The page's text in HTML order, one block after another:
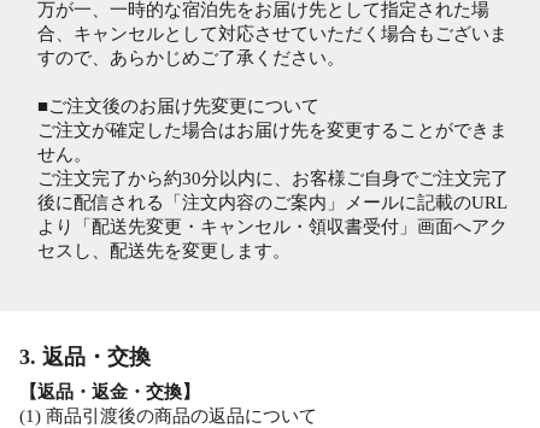
万が一、一時的な宿泊先をお届け先として指定された場
合、キャンセルとして対応させていただく場合もございま
すので、あらかじめご了承ください。
■ご注文後のお届け先変更について
ご注文が確定した場合はお届け先を変更することができま
せん。
ご注文完了から約30分以内に、お客様ご自身でご注文完了
後に配信される「注文内容のご案内」メールに記載のURL
より「配送先変更・キャンセル・領収書受付」画面へアク
セスし、配送先を変更します。
3. 返品・交換
【返品・返金・交換】
(1) 商品引渡後の商品の返品について